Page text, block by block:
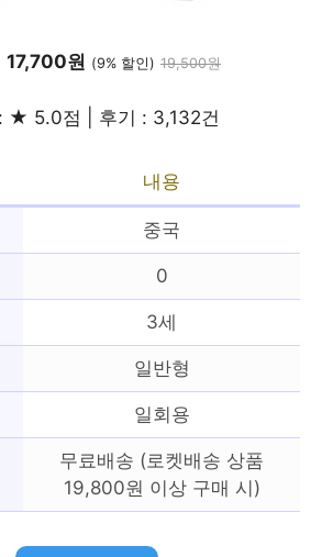
17,700원 (9% 할인) 19,500원
★ 5.0점 | 후기 : 3,132건
내용
중국
0
3세
일반형
일회용
무료배송 (로켓배송 상품
19,800원 이상 구매 시)